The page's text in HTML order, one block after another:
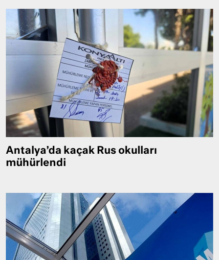
Antalya’da kaçak Rus okulları
mühürlendi